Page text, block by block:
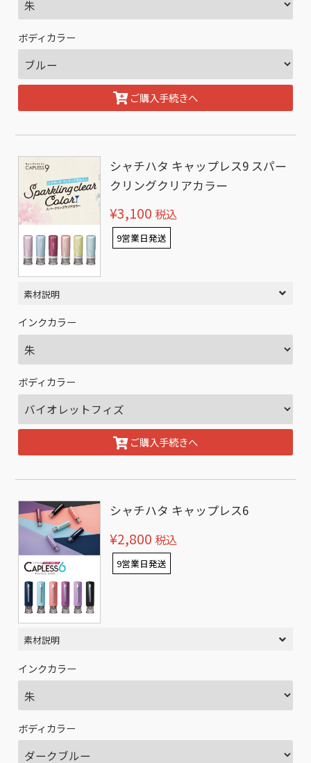
ボディカラー
ご購入手続きへ
シャチハタ キャップレス9 スパー
クリングクリアカラー
¥3,100 税込
9営業日発送
素材説明
インクカラー
ボディカラー
ご購入手続きへ
シャチハタ キャップレス6
¥2,800 税込
9営業日発送
素材説明
インクカラー
ボディカラー